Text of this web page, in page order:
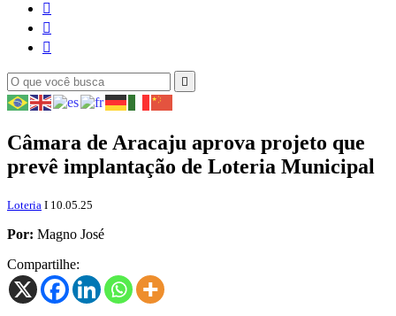




Câmara de Aracaju aprova projeto que
prevê implantação de Loteria Municipal
Loteria I 10.05.25
Por: Magno José
Compartilhe: